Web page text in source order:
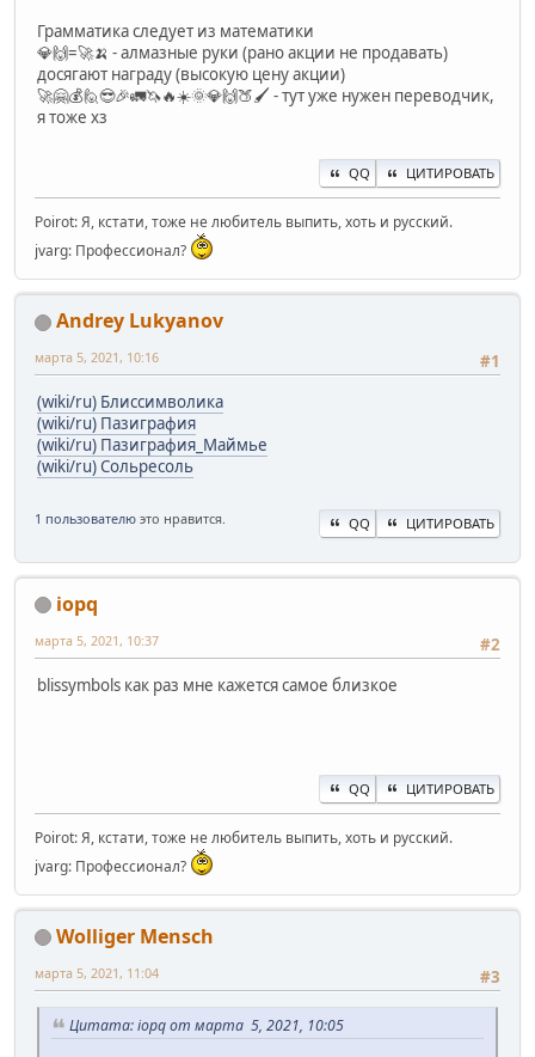
Грамматика следует из математики
💎🙌=🚀🍌 - алмазные руки (рано акции не продавать)
досягают награду (высокую цену акции)
🚀🤗💰🙋😎🎉🚛🦄🔥☀️🌞💎🙌🍑🖌️ - тут уже нужен переводчик,
я тоже хз
QQ ЦИТИРОВАТЬ
Poirot: Я, кстати, тоже не любитель выпить, хоть и русский.
jvarg: Профессионал?
Andrey Lukyanov
#1
марта 5, 2021, 10:16
(wiki/ru) Блиссимволика
(wiki/ru) Пазиграфия
(wiki/ru) Пазиграфия_Маймье
(wiki/ru) Сольресоль
1 пользователю это нравится. QQ ЦИТИРОВАТЬ
iopq
#2
марта 5, 2021, 10:37
blissymbols как раз мне кажется самое близкое
QQ ЦИТИРОВАТЬ
Poirot: Я, кстати, тоже не любитель выпить, хоть и русский.
jvarg: Профессионал?
Wolliger Mensch
#3
марта 5, 2021, 11:04
Цитата: iopq от марта 5, 2021, 10:05